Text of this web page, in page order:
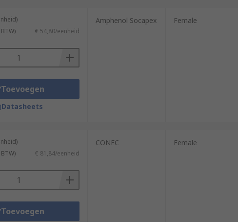
€ 54,80/eenheid
Toevoegen
Datasheets
Amphenol Socapex Female
€ 81,84/eenheid
Toevoegen
CONEC Female